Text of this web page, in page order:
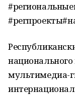
национального
мультимедиа-